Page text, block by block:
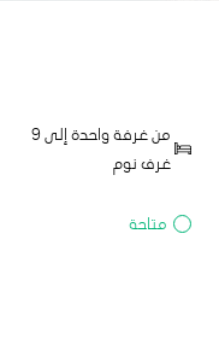
من غرفة واحدة إلى 9
غرف نوم
متاحة